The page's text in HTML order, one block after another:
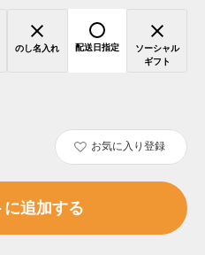
のし名入れ 配送日指定
ソーシャル
ギフト
お気に入り登録